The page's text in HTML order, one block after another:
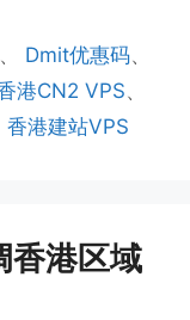
、 Dmit优惠码、
港CN2 VPS、
香港建站VPS
香港区域